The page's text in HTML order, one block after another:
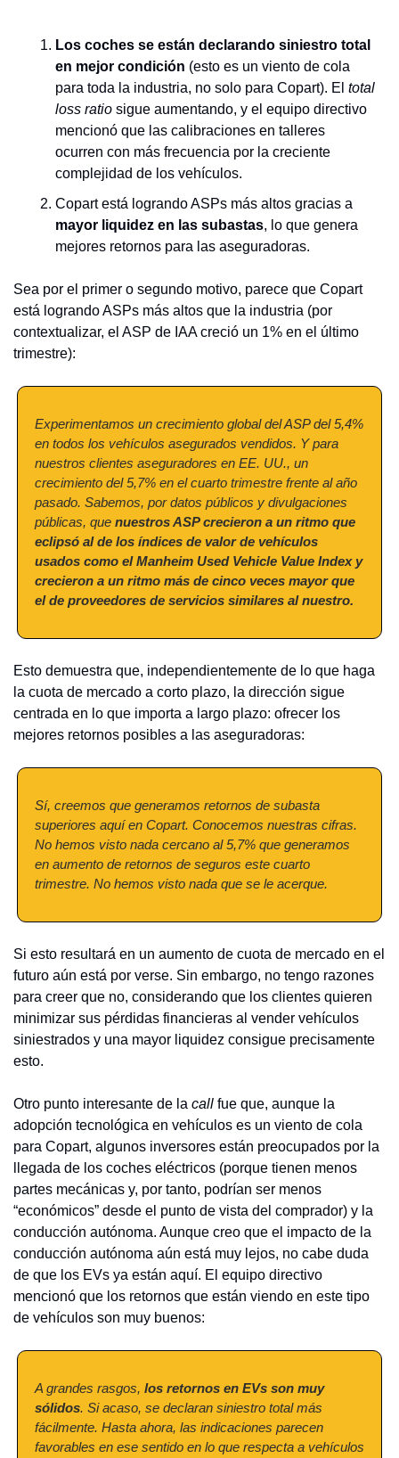
Los coches se están declarando siniestro total
en mejor condición (esto es un viento de cola
para toda la industria, no solo para Copart). El total
loss ratio sigue aumentando, y el equipo directivo
mencionó que las calibraciones en talleres
ocurren con más frecuencia por la creciente
complejidad de los vehículos.
mayor liquidez en las subastas, lo que genera
mejores retornos para las aseguradoras.
Sea por el primer o segundo motivo, parece que Copart
está logrando ASPs más altos que la industria (por
contextualizar, el ASP de IAA creció un 1% en el último
trimestre):
Experimentamos un crecimiento global del ASP del 5,4%
en todos los vehículos asegurados vendidos. Y para
nuestros clientes aseguradores en EE. UU., un
crecimiento del 5,7% en el cuarto trimestre frente al año
pasado. Sabemos, por datos públicos y divulgaciones
públicas, que nuestros ASP crecieron a un ritmo que
eclipsó al de los índices de valor de vehículos
usados como el Manheim Used Vehicle Value Index y
crecieron a un ritmo más de cinco veces mayor que
el de proveedores de servicios similares al nuestro.
Esto demuestra que, independientemente de lo que haga
la cuota de mercado a corto plazo, la dirección sigue
centrada en lo que importa a largo plazo: ofrecer los
mejores retornos posibles a las aseguradoras:
Sí, creemos que generamos retornos de subasta
superiores aquí en Copart. Conocemos nuestras cifras.
No hemos visto nada cercano al 5,7% que generamos
en aumento de retornos de seguros este cuarto
trimestre. No hemos visto nada que se le acerque.
Si esto resultará en un aumento de cuota de mercado en el
futuro aún está por verse. Sin embargo, no tengo razones
para creer que no, considerando que los clientes quieren
minimizar sus pérdidas financieras al vender vehículos
siniestrados y una mayor liquidez consigue precisamente
esto.
Otro punto interesante de la call fue que, aunque la
adopción tecnológica en vehículos es un viento de cola
para Copart, algunos inversores están preocupados por la
llegada de los coches eléctricos (porque tienen menos
partes mecánicas y, por tanto, podrían ser menos
“económicos” desde el punto de vista del comprador) y la
conducción autónoma. Aunque creo que el impacto de la
conducción autónoma aún está muy lejos, no cabe duda
de que los EVs ya están aquí. El equipo directivo
mencionó que los retornos que están viendo en este tipo
de vehículos son muy buenos:
A grandes rasgos, los retornos en EVs son muy
sólidos. Si acaso, se declaran siniestro total más
fácilmente. Hasta ahora, las indicaciones parecen
favorables en ese sentido en lo que respecta a vehículos